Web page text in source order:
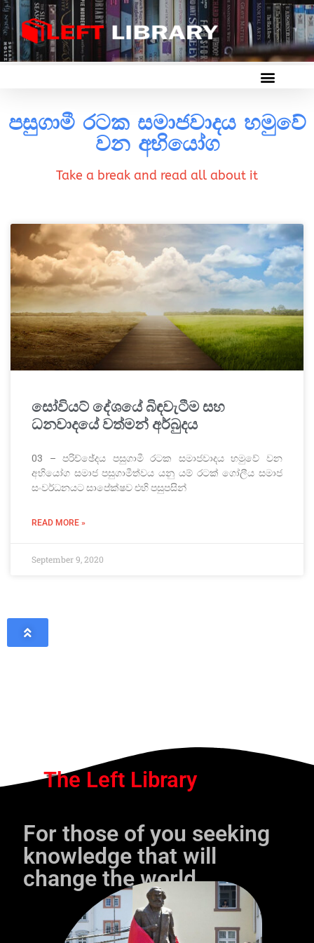
පසුගාමී රටක සමාජවාදය හමුවේ
වන අභියෝග
Take a break and read all about it
සෝවියට් දේශයේ බිඳවැටීම සහ
ධනවාදයේ වත්මන් අර්බුදය
03 – පරිච්ඡේදය පසුගාමී රටක සමාජවාදය හමුවේ වන
අභියෝග සමාජ පසුගාමීත්වය යනු යම් රටක් ගෝලීය සමාජ
සංවර්ධනයට සාපේක්ෂව එහි පසුපසින්
READ MORE »
September 9, 2020
The Left Library
For those of you seeking
knowledge that will
change the world